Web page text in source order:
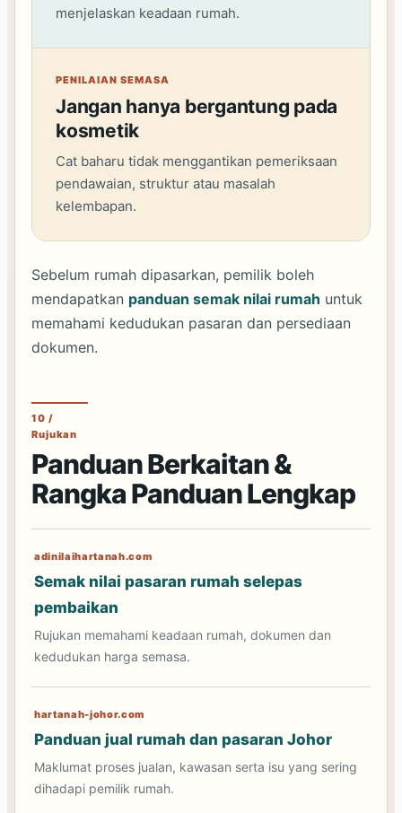
menjelaskan keadaan rumah.
PENILAIAN SEMASA
Jangan hanya bergantung pada
kosmetik
Cat baharu tidak menggantikan pemeriksaan
pendawaian, struktur atau masalah
kelembapan.
Sebelum rumah dipasarkan, pemilik boleh
mendapatkan panduan semak nilai rumah untuk
memahami kedudukan pasaran dan persediaan
dokumen.
10 /
Rujukan
Panduan Berkaitan &
Rangka Panduan Lengkap
adinilaihartanah.com
Semak nilai pasaran rumah selepas
pembaikan
Rujukan memahami keadaan rumah, dokumen dan
kedudukan harga semasa.
hartanah-johor.com
Panduan jual rumah dan pasaran Johor
Maklumat proses jualan, kawasan serta isu yang sering
dihadapi pemilik rumah.